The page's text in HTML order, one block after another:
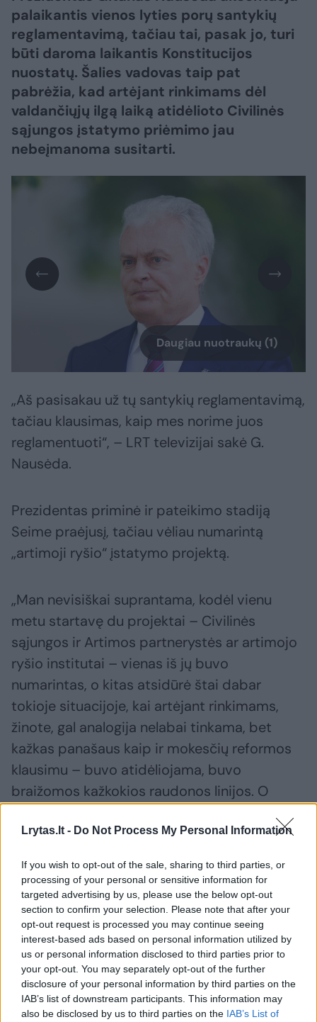
Lrytas.lt - Do Not Process My Personal Information
If you wish to opt-out of the sale, sharing to third parties, or
processing of your personal or sensitive information for
targeted advertising by us, please use the below opt-out
section to confirm your selection. Please note that after your
opt-out request is processed you may continue seeing
interest-based ads based on personal information utilized by
us or personal information disclosed to third parties prior to
your opt-out. You may separately opt-out of the further
disclosure of your personal information by third parties on the
IAB’s list of downstream participants. This information may
also be disclosed by us to third parties on the IAB’s List of
palaikantis vienos lyties porų santykių
reglamentavimą, tačiau tai, pasak jo, turi
būti daroma laikantis Konstitucijos
nuostatų. Šalies vadovas taip pat
pabrėžia, kad artėjant rinkimams dėl
valdančiųjų ilgą laiką atidėlioto Civilinės
sąjungos įstatymo priėmimo jau
nebeįmanoma susitarti.
Daugiau nuotraukų (1)
„Aš pasisakau už tų santykių reglamentavimą,
tačiau klausimas, kaip mes norime juos
reglamentuoti“, – LRT televizijai sakė G.
Nausėda.
Prezidentas priminė ir pateikimo stadiją
Seime praėjusį, tačiau vėliau numarintą
„artimoji ryšio“ įstatymo projektą.
„Man nevisiškai suprantama, kodėl vienu
metu startavę du projektai – Civilinės
sąjungos ir Artimos partnerystės ar artimojo
ryšio institutai – vienas iš jų buvo
numarintas, o kitas atsidūrė štai dabar
tokioje situacijoje, kai artėjant rinkimams,
žinote, gal analogija nelabai tinkama, bet
kažkas panašaus kaip ir mokesčių reformos
klausimu – buvo atidėliojama, buvo
braižomos kažkokios raudonos linijos. O
susitarti pačiame Seime“, – atkreipė dėmesį
Visgi G. Nausėda pabrėžė, kad
homoseksualių porų santykiai turėtų būti
reglamentuoti laikantis Konstitucijos
nuostatų.